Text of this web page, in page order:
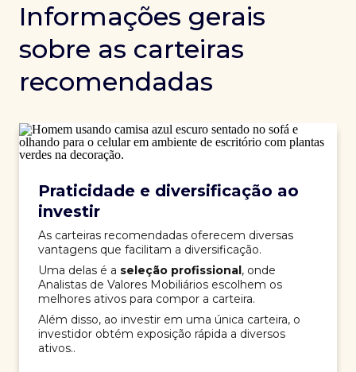
Informações gerais
sobre as carteiras
recomendadas
Praticidade e diversificação ao
investir
As carteiras recomendadas oferecem diversas
vantagens que facilitam a diversificação.
Uma delas é a seleção profissional, onde
Analistas de Valores Mobiliários escolhem os
melhores ativos para compor a carteira.
Além disso, ao investir em uma única carteira, o
investidor obtém exposição rápida a diversos
ativos..